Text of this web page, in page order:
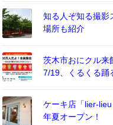
知る人ぞ知る撮影
場所も紹介
茨木市おにクル来
7/19、くるくる踊
ケーキ店「lier-
年夏オープン！